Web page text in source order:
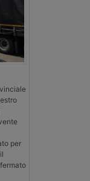
per